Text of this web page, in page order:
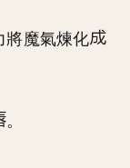
將魔氣煉化
。